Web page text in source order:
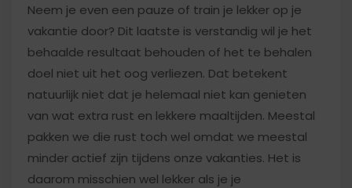
Neem je even een pauze of train je lekker op je
vakantie door? Dit laatste is verstandig wil je het
behaalde resultaat behouden of het te behalen
doel niet uit het oog verliezen. Dat betekent
natuurlijk niet dat je helemaal niet kan genieten
van wat extra rust en lekkere maaltijden. Meestal
pakken we die rust toch wel omdat we meestal
minder actief zijn tijdens onze vakanties. Het is
daarom misschien wel lekker als je je